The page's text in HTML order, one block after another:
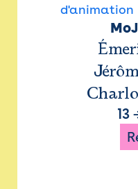
d'animation
13